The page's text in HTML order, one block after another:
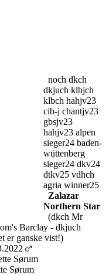
noch dkch
dkjuch klbjch
klbch hahjv23
cib-j chantjv23
gbsjv23
hahjv23 alpen
sieger24 baden-
wüttenberg
sieger24 dkv24
dtkv25 vdhch
agria winner25
Zalazar
Northern Star
(dkch Mr
Barclay - dkjuch
er ganske vist!)
Sørum
Sørum